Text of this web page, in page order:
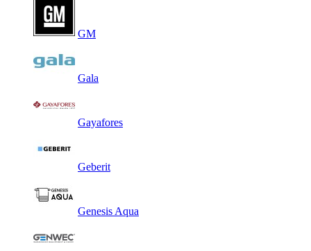
GM
Gala
Gayafores
Geberit
Genesis Aqua